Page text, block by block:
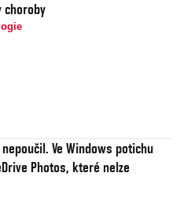
choroby
Ve Windows potichu
Photos, které nelze